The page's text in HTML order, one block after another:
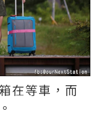
在等車，而